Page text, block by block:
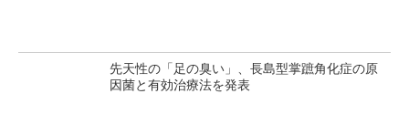
先天性の「足の臭い」、長島型掌蹠角化症の原
因菌と有効治療法を発表